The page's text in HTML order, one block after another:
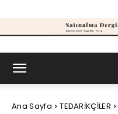
Ana Sayfa TEDARİKÇİLER